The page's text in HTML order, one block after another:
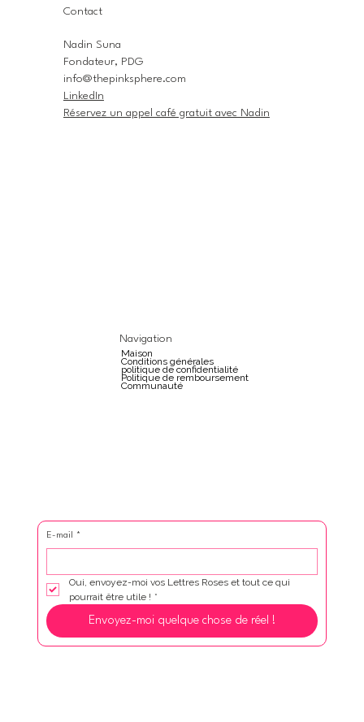
Contact
Nadin Suna
Fondateur, PDG
info@thepinksphere.com
LinkedIn
Réservez un appel café gratuit avec Nadin
Navigation
Maison
Conditions générales
politique de confidentialité
Politique de remboursement
Communauté
E-mail *
Oui, envoyez-moi vos Lettres Roses et tout ce qui
pourrait être utile ! *
Envoyez-moi quelque chose de réel !